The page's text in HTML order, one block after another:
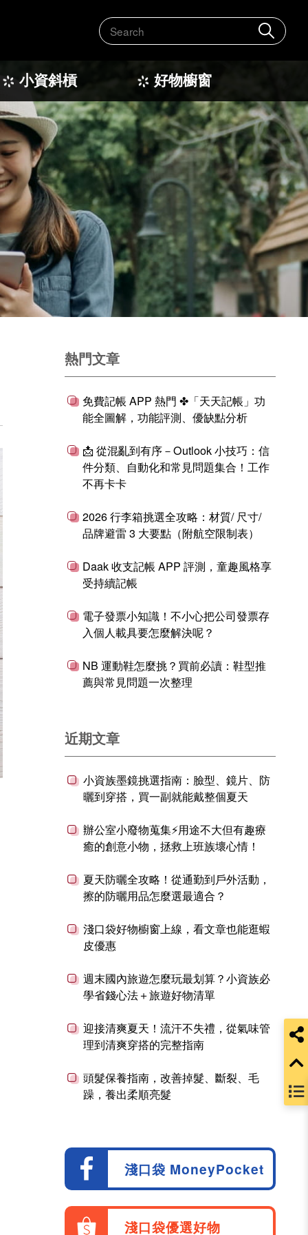
搜
尋
小資斜槓 好物櫥窗
熱門文章
免費記帳 APP 熱門 ✤「天天記帳」功
能全圖解，功能評測、優缺點分析
📩 從混亂到有序－Outlook 小技巧：信
件分類、自動化和常見問題集合！工作
不再卡卡
2026 行李箱挑選全攻略：材質/ 尺寸/
品牌避雷 3 大要點（附航空限制表）
Daak 收支記帳 APP 評測，童趣風格享
受持續記帳
電子發票小知識！不小心把公司發票存
入個人載具要怎麼解決呢？
NB 運動鞋怎麼挑？買前必讀：鞋型推
薦與常見問題一次整理
近期文章
小資族墨鏡挑選指南：臉型、鏡片、防
曬到穿搭，買一副就能戴整個夏天
辦公室小廢物蒐集⚡用途不大但有趣療
癒的創意小物，拯救上班族壞心情！
夏天防曬全攻略！從通勤到戶外活動，
擦的防曬用品怎麼選最適合？
淺口袋好物櫥窗上線，看文章也能逛蝦
皮優惠
週末國內旅遊怎麼玩最划算？小資族必
學省錢心法＋旅遊好物清單
迎接清爽夏天！流汗不失禮，從氣味管
理到清爽穿搭的完整指南
頭髮保養指南，改善掉髮、斷裂、毛
躁，養出柔順亮髮
淺口袋 MoneyPocket
淺口袋優選好物